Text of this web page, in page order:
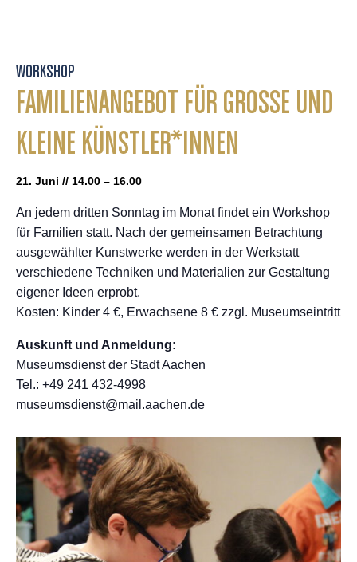
WORKSHOP
FAMILIENANGEBOT FÜR GROSSE UND K
LEINE KÜNSTLER*INNEN
21. Juni // 14.00 – 16.00
An jedem dritten Sonntag im Monat findet ein Workshop
für Familien statt. Nach der gemeinsamen Betrachtung
ausgewählter Kunstwerke werden in der Werkstatt
verschiedene Techniken und Materialien zur Gestaltung
eigener Ideen erprobt.
Kosten: Kinder 4 €, Erwachsene 8 € zzgl. Museumseintritt
Auskunft und Anmeldung:
Museumsdienst der Stadt Aachen
Tel.: +49 241 432-4998
museumsdienst@mail.aachen.de